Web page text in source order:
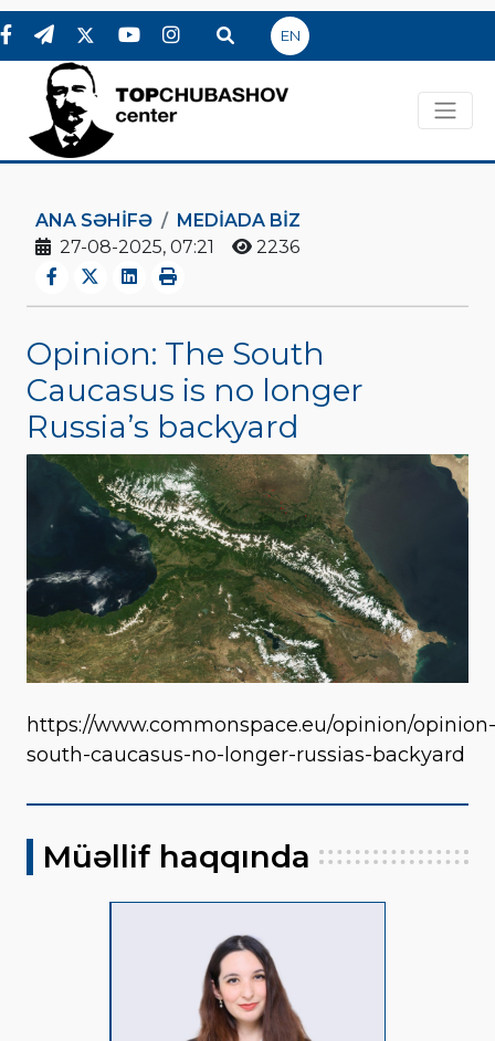
EN
ANA SƏHIFƏ
MEDİADA BİZ
27-08-2025, 07:21
2236
Opinion: The South
Caucasus is no longer
Russia’s backyard
https://www.commonspace.eu/opinion/opinion-
south-caucasus-no-longer-russias-backyard
Müəllif haqqında